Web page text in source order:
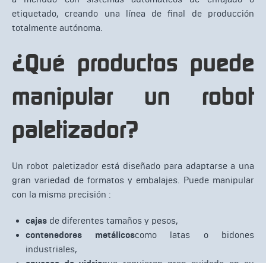
etiquetado, creando una línea de final de producción
totalmente autónoma.
¿Qué productos puede
manipular un robot
paletizador?
Un robot paletizador está diseñado para adaptarse a una
gran variedad de formatos y embalajes. Puede manipular
con la misma precisión :
cajasde diferentes tamaños y pesos,
contenedores metálicoscomo latas o bidones
industriales,